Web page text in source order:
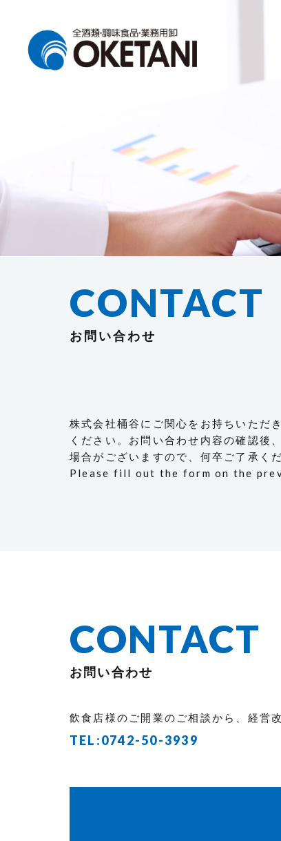
CONTACT
お問い合わせ
株式会社桶谷にご関心をお持ちいただ
ください。お問い合わせ内容の確認後
場合がございますので、何卒ご了承く
Please fill out the form on the
CONTACT
お問い合わせ
飲食店様のご開業のご相談から、経営
TEL:0742-50-3939